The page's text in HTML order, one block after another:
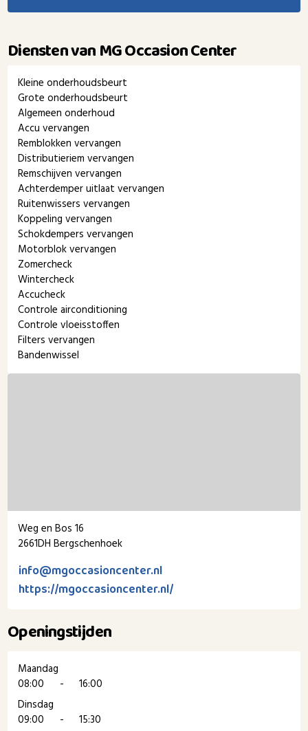
Diensten van MG Occasion Center
Kleine onderhoudsbeurt
Grote onderhoudsbeurt
Algemeen onderhoud
Accu vervangen
Remblokken vervangen
Distributieriem vervangen
Remschijven vervangen
Achterdemper uitlaat vervangen
Ruitenwissers vervangen
Koppeling vervangen
Schokdempers vervangen
Motorblok vervangen
Zomercheck
Wintercheck
Accucheck
Controle airconditioning
Controle vloeisstoffen
Filters vervangen
Bandenwissel
Weg en Bos 16
2661DH Bergschenhoek
info@mgoccasioncenter.nl
https://mgoccasioncenter.nl/
Openingstijden
Maandag
08:00
-
16:00
Dinsdag
09:00
-
15:30